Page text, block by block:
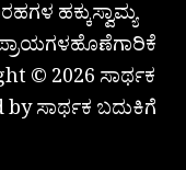
ಹಕ್ಕುಸ್ವಾಮ್ಯ
© 2026 ಸಾರ್ಥಕ
by ಸಾರ್ಥಕ ಬದುಕಿಗೆ